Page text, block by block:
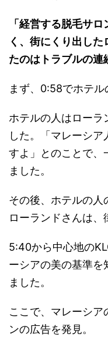
「経営する脱毛サ
く、街にくり出し
たのはトラブルの連
まず、0:58でホテル
ホテルの人はローラ
した。「マレーシ
すよ」とのことで、
ました。
その後、ホテルの人
ローランドさんは、
5:40から中心地の
ーシアの美の基準を
ました。
ここで、マレーシア
ンの広告を発見。